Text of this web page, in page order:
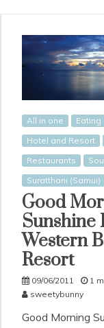
All in one
Eating
Hotel and Resort
Restaurants
Suratthani (Samui)
Good
Sunshine
Western
Resort
09/06/2011
1
sweetybunny
Good Morning